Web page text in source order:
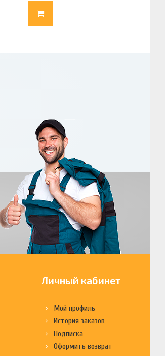
Личный кабинет
Мой профиль
История заказов
Подписка
Оформить возврат